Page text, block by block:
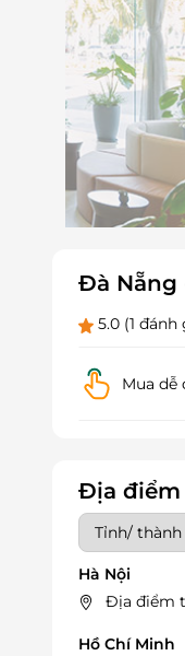
Đà Nẵng
5.0 (1 đánh
Mua dễ
Địa điểm
Hà Nội
Địa điểm
Hồ Chí Minh